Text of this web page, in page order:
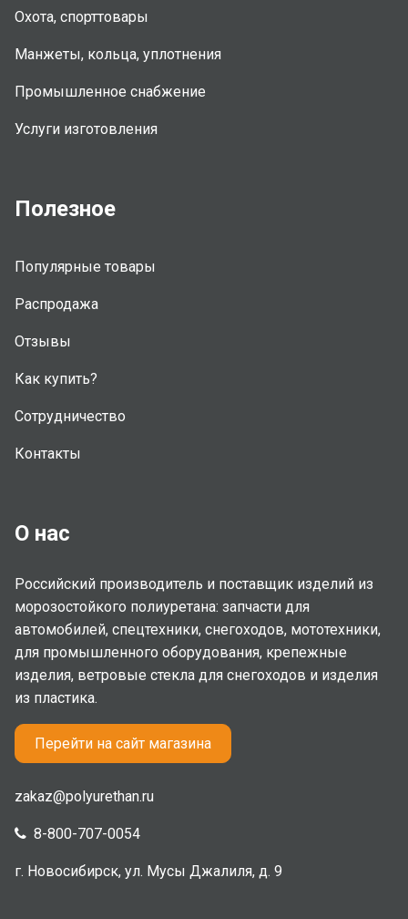
Охота, спорттовары
Манжеты, кольца, уплотнения
Промышленное снабжение
Услуги изготовления
Полезное
Популярные товары
Распродажа
Отзывы
Как купить?
Сотрудничество
Контакты
О нас
Российский производитель и поставщик изделий из
морозостойкого полиуретана: запчасти для
автомобилей, спецтехники, снегоходов, мототехники,
для промышленного оборудования, крепежные
изделия, ветровые стекла для снегоходов и изделия
из пластика.
Перейти на сайт магазина
zakaz@polyurethan.ru
8-800-707-0054
г. Новосибирск, ул. Мусы Джалиля, д. 9